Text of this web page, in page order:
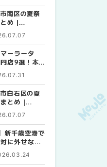
南区の夏祭
め |
ーラータ
店9選！本
最新店まで
白石区の夏
とめ |
新千歳空港で
に外せない
き菓子18選
年夏 札幌市北区の夏祭
・イベントまとめ |
9
年夏 札幌市手稲区の夏
り・イベントまとめ |
10
年夏 札幌市白石区の夏
り・イベントまとめ |
9
年夏 札幌市南区の夏祭
・イベントまとめ |
8
年夏 札幌市西区の夏祭
・イベントまとめ |
12
年夏 札幌市白石区の夏
り・イベントまとめ |
9
年夏 札幌市手稲区の夏
り・イベントまとめ |
10
年夏 札幌市清田区の夏
り・イベントまとめ |
6